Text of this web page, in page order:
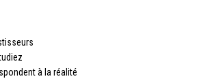
à la réalité